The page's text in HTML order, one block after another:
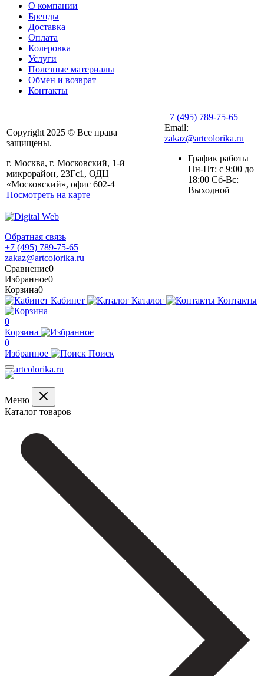
О компании
Бренды
Доставка
Оплата
Колеровка
Услуги
Полезные материалы
Обмен и возврат
Контакты
Copyright 2025 © Все права
защищены.
г. Москва, г. Московский, 1-й
микрорайон, 23Гс1, ОДЦ
«Московский», офис 602-4
Посмотреть на карте
+7 (495) 789-75-65
Email:
zakaz@artcolorika.ru
График работы
Пн-Пт: с 9:00 до
18:00 Сб-Вс:
Выходной
Обратная связь
+7 (495) 789-75-65
zakaz@artcolorika.ru
Сравнение0
Избранное0
Корзина0
Кабинет
Каталог Контакты
0
Корзина
0
Избранное
Поиск
Меню
Каталог товаров